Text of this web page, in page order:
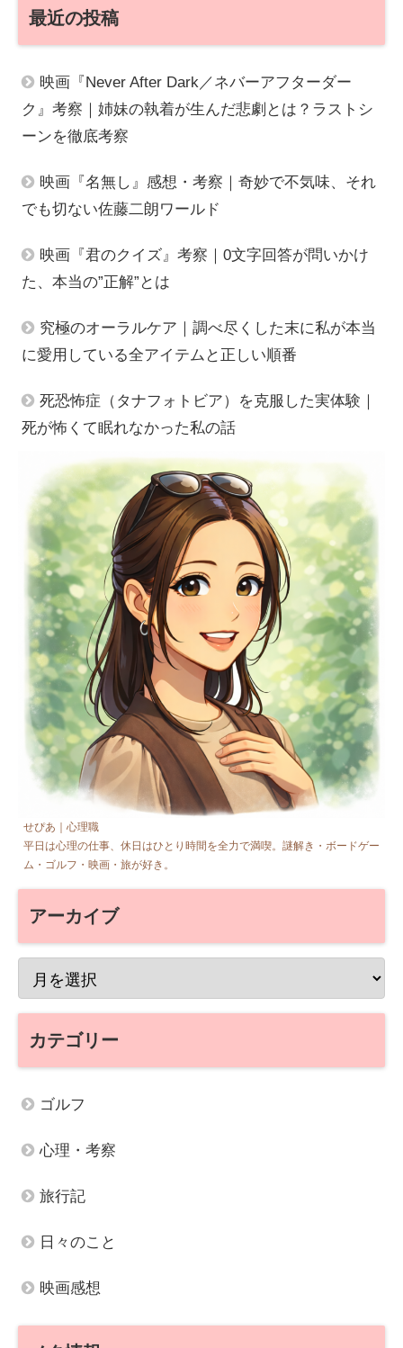
最近の投稿
映画『Never After Dark／ネバーアフターダー
ク』考察｜姉妹の執着が生んだ悲劇とは？ラストシ
ーンを徹底考察
映画『名無し』感想・考察｜奇妙で不気味、それ
でも切ない佐藤二朗ワールド
映画『君のクイズ』考察｜0文字回答が問いかけ
た、本当の”正解”とは
究極のオーラルケア｜調べ尽くした末に私が本当
に愛用している全アイテムと正しい順番
死恐怖症（タナフォトビア）を克服した実体験｜
死が怖くて眠れなかった私の話
せぴあ｜心理職
平日は心理の仕事、休日はひとり時間を全力で満喫。謎解き・ボードゲー
ム・ゴルフ・映画・旅が好き。
アーカイブ
カテゴリー
ゴルフ
心理・考察
旅行記
日々のこと
映画感想